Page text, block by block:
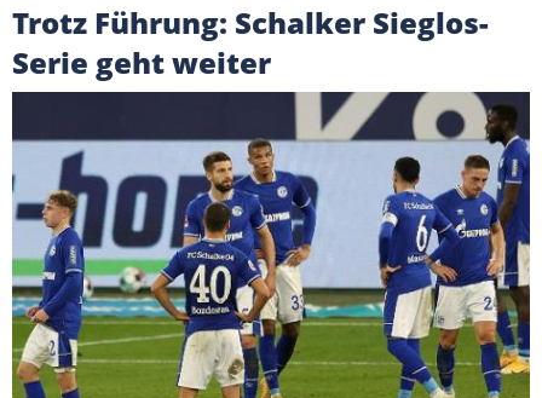
Trotz Führung: Schalker Sieglos-
Serie geht weiter